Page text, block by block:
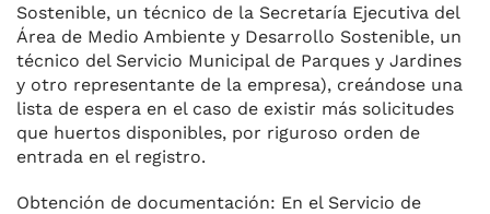
Sostenible, un técnico de la Secretaría Ejecutiva del
Área de Medio Ambiente y Desarrollo Sostenible, un
técnico del Servicio Municipal de Parques y Jardines
y otro representante de la empresa), creándose una
lista de espera en el caso de existir más solicitudes
que huertos disponibles, por riguroso orden de
entrada en el registro.
Obtención de documentación: En el Servicio de